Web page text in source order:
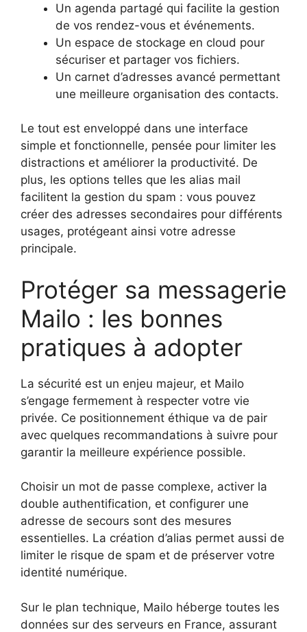
Un agenda partagé qui facilite la gestion
de vos rendez-vous et événements.
Un espace de stockage en cloud pour
sécuriser et partager vos fichiers.
Un carnet d’adresses avancé permettant
une meilleure organisation des contacts.
Le tout est enveloppé dans une interface
simple et fonctionnelle, pensée pour limiter les
distractions et améliorer la productivité. De
plus, les options telles que les alias mail
facilitent la gestion du spam : vous pouvez
créer des adresses secondaires pour différents
usages, protégeant ainsi votre adresse
principale.
Protéger sa messagerie
Mailo : les bonnes
pratiques à adopter
La sécurité est un enjeu majeur, et Mailo
s’engage fermement à respecter votre vie
privée. Ce positionnement éthique va de pair
avec quelques recommandations à suivre pour
garantir la meilleure expérience possible.
Choisir un mot de passe complexe, activer la
double authentification, et configurer une
adresse de secours sont des mesures
essentielles. La création d’alias permet aussi de
limiter le risque de spam et de préserver votre
identité numérique.
Sur le plan technique, Mailo héberge toutes les
données sur des serveurs en France, assurant